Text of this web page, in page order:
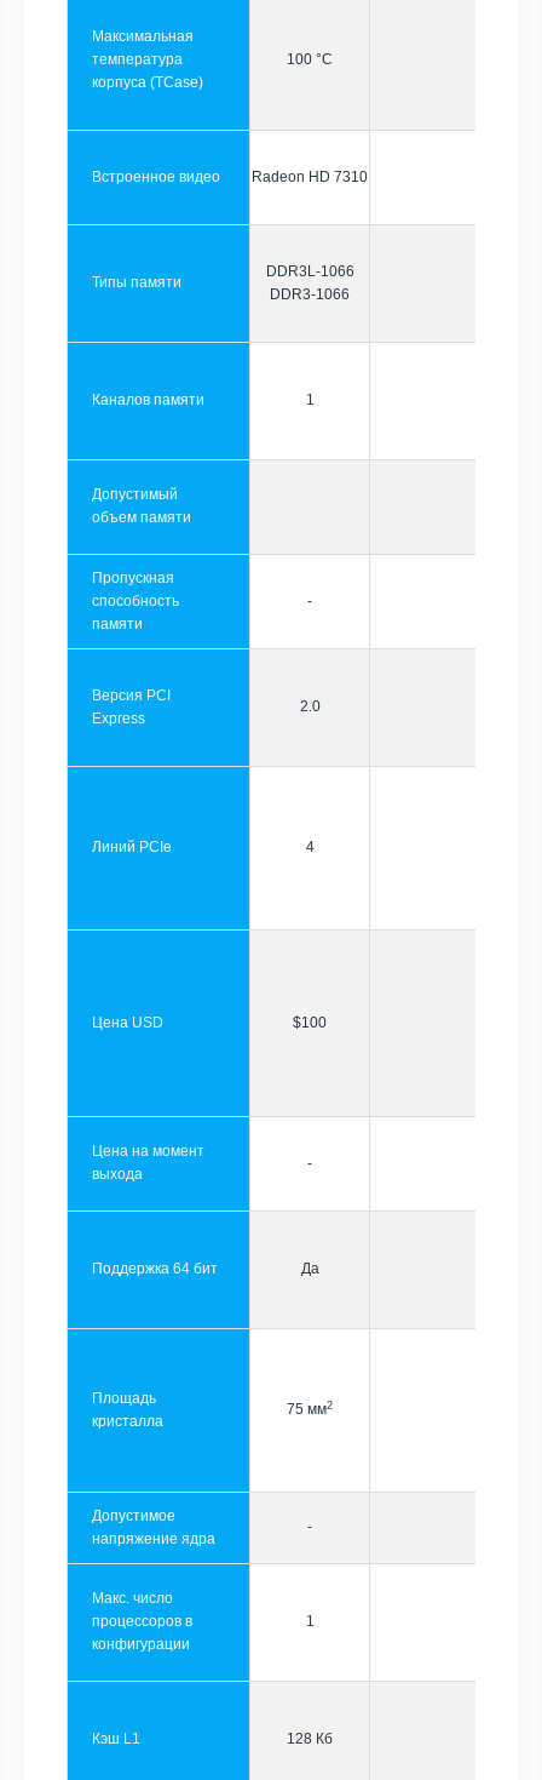
Максимальная
температура
корпуса (TCase)
100 °C
Встроенное видео Radeon HD 7310
Типы памяти
DDR3L-1066
DDR3-1066
Каналов памяти 1
Допустимый
объем памяти
Пропускная
способность
памяти
-
Версия PCI
Express
2.0
Линий PCIe 4
Цена USD $100
Цена на момент
выхода
-
Поддержка 64 бит Да
Площадь
кристалла
75 мм2
Допустимое
напряжение ядра
-
Макс. число
процессоров в
конфигурации
1
Кэш L1 128 Кб